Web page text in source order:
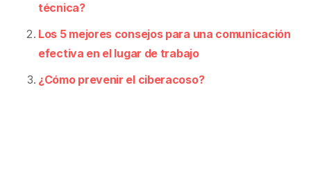
técnica?
Los 5 mejores consejos para una comunicación
efectiva en el lugar de trabajo
¿Cómo prevenir el ciberacoso?